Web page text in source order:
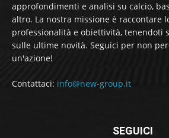
approfondimenti e analisi su calcio,
altro. La nostra missione è raccontare
professionalità e obiettività, tenendoti
sulle ultime novità. Seguici per non
un'azione!
Contattaci: info@new-group.it
SEGUICI